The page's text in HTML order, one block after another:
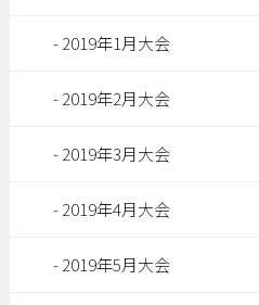
2019年1月大会
2019年2月大会
2019年3月大会
2019年4月大会
2019年5月大会